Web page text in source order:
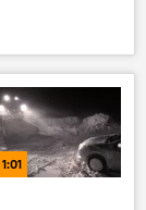
1:01